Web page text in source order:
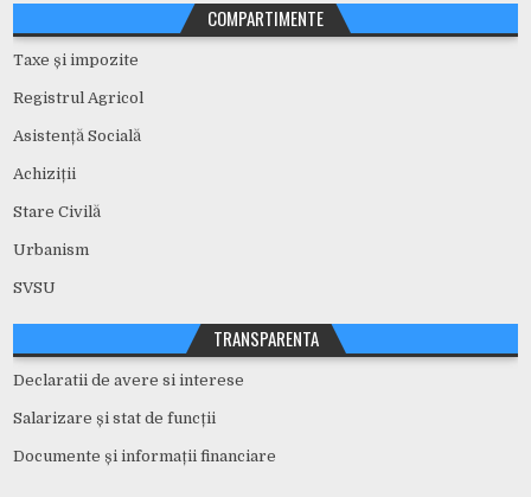
COMPARTIMENTE
Taxe și impozite
Registrul Agricol
Asistență Socială
Achiziții
Stare Civilă
Urbanism
SVSU
TRANSPARENTA
Declaratii de avere si interese
Salarizare și stat de funcții
Documente și informații financiare